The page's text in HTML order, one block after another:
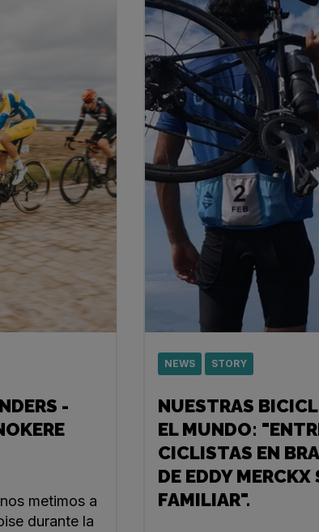
-
metimos a
durante la
NEWS STORY
NUESTRAS
EL MUNDO:
CICLISTAS EN
DE EDDY MERCKX
FAMILIAR".